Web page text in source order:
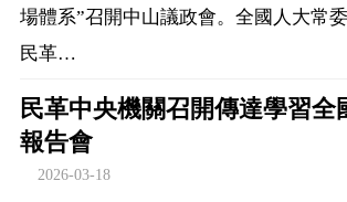
場體系”召開中山議政會。全國人大常委
民革…
民革中央機關召開傳達學習全
報告會
2026-03-18